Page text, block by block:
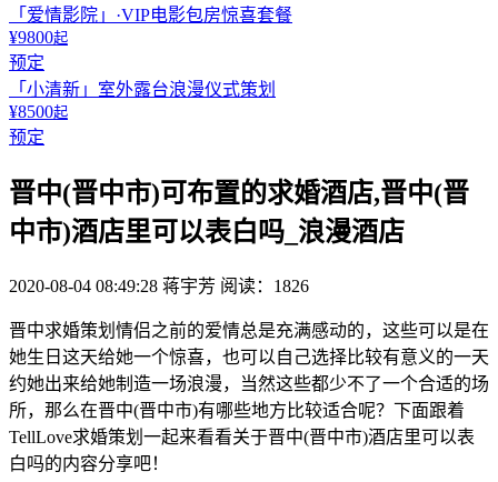
「爱情影院」·VIP电影包房惊喜套餐
¥9800起
预定
「小清新」室外露台浪漫仪式策划
¥8500起
预定
晋中(晋中市)可布置的求婚酒店,晋中(晋
中市)酒店里可以表白吗_浪漫酒店
2020-08-04 08:49:28 蒋宇芳 阅读：1826
晋中求婚策划情侣之前的爱情总是充满感动的，这些可以是在
她生日这天给她一个惊喜，也可以自己选择比较有意义的一天
约她出来给她制造一场浪漫，当然这些都少不了一个合适的场
所，那么在晋中(晋中市)有哪些地方比较适合呢？下面跟着
TellLove求婚策划一起来看看关于晋中(晋中市)酒店里可以表
白吗的内容分享吧！